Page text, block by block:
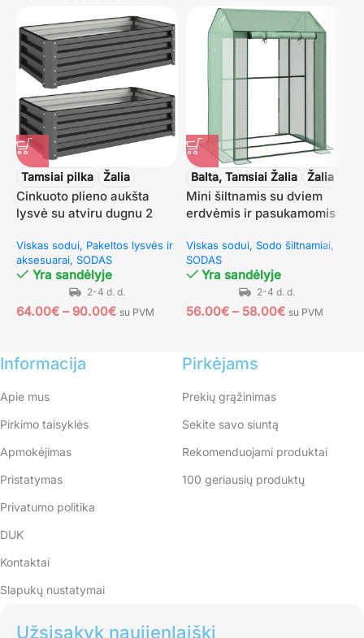
Tamsiai pilka Žalia
Cinkuoto plieno aukšta
lysvė su atviru dugnu 2
Viskas sodui Pakeltos lysvės ir
aksesuarai SODAS
Yra sandėlyje
64.00€ – 90.00€ su PVM
Balta, Tamsiai Žalia Žalia
Mini šiltnamis su dviem
erdvėmis ir pasukamomis
Viskas sodui Sodo šiltnamiai
SODAS
Yra sandėlyje
56.00€ – 58.00€ su PVM
Informacija
Apie mus
Pirkimo taisyklės
Apmokėjimas
Pristatymas
Privatumo politika
DUK
Kontaktai
Slapukų nustatymai
Pirkėjams
Prekių grąžinimas
Sekite savo siuntą
Rekomenduojami produktai
100 geriausių produktų
Užsisakyk naujienlaiškį